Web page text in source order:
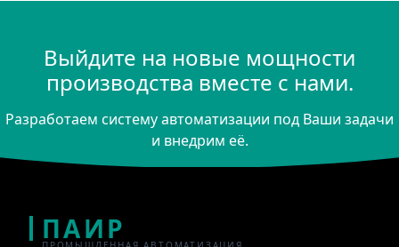
Выйдите на новые мощности
производства вместе с нами.
Разработаем систему автоматизации под Ваши задачи
и внедрим её.
ПАИР